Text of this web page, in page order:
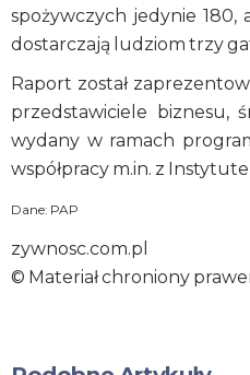
spożywczych jedynie 180,
dostarczają ludziom trzy
Raport został
przedstawiciele biznesu,
wydany w ramach
współpracy m.in. z
Dane: PAP
zywnosc.com.pl
© Materiał chroniony